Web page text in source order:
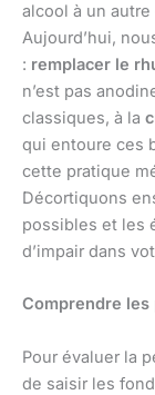
alcool à un
Aujourd’hui,
: remplacer le
n’est pas
classiques, à la
qui entoure ces
cette pratique
Décortiquons
possibles et les
d’impair dans
Comprendre les
Pour évaluer la
de saisir les